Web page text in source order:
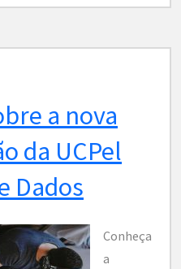
a nova
da UCPel
Dados
Conheça
a